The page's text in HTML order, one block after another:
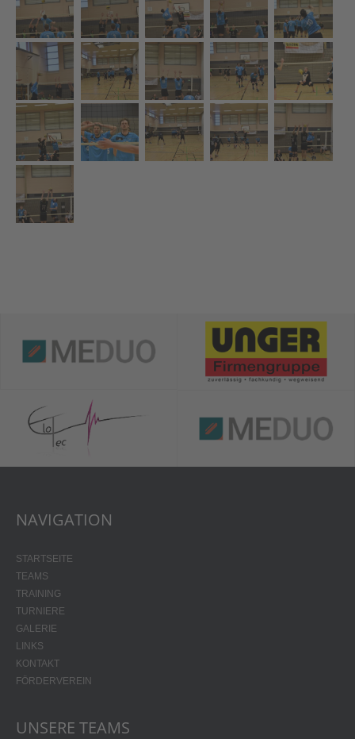
NAVIGATION
STARTSEITE
TEAMS
TRAINING
TURNIERE
GALERIE
LINKS
KONTAKT
FÖRDERVEREIN
UNSERE TEAMS